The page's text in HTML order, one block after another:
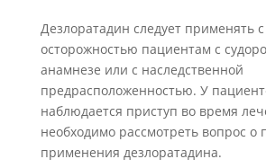
Дезлоратадин следует применять с
осторожностью пациентам с
анамнезе или с наследственной
предрасположенностью. У
наблюдается приступ во время
необходимо рассмотреть вопрос
применения дезлоратадина.